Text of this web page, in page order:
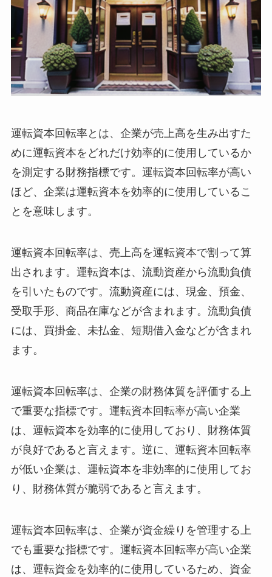
運転資本回転率とは、企業が売上高を生み出すた
めに運転資本をどれだけ効率的に使用しているか
を測定する財務指標です。運転資本回転率が高い
ほど、企業は運転資本を効率的に使用しているこ
とを意味します。
運転資本回転率は、売上高を運転資本で割って算
出されます。 運転資本は、流動資産から流動負債
を引いたものです。流動資産には、現金、預金、
受取手形、商品在庫などが含まれます。流動負債
には、買掛金、未払金、短期借入金などが含まれ
ます。
運転資本回転率は、企業の財務体質を評価する上
で重要な指標です。運転資本回転率が高い企業
は、運転資本を効率的に使用しており、財務体質
が良好であると言えます。逆に、運転資本回転率
が低い企業は、運転資本を非効率的に使用してお
り、財務体質が脆弱であると言えます。
運転資本回転率は、企業が資金繰りを管理する上
でも重要な指標です。運転資本回転率が高い企業
は、運転資金を効率的に使用しているため、資金